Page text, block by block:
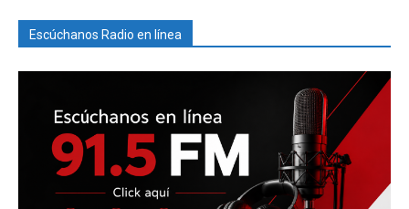
Escúchanos Radio en línea